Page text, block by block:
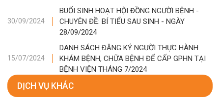
30/09/2024
BUỔI SINH HOẠT HỘI ĐỒNG NGƯỜI BỆNH -
CHUYÊN ĐỀ: BÍ TIỂU SAU SINH - NGÀY
28/09/2024
15/07/2024
DANH SÁCH ĐĂNG KÝ NGƯỜI THỰC HÀNH
KHÁM BỆNH, CHỮA BỆNH ĐỂ CẤP GPHN TẠI
BỆNH VIỆN THÁNG 7/2024
DỊCH VỤ KHÁC